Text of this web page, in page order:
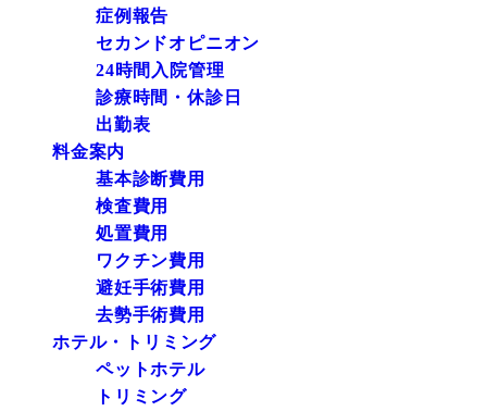
症例報告
セカンドオピニオン
24時間入院管理
診療時間・休診日
出勤表
料金案内
基本診断費用
検査費用
処置費用
ワクチン費用
避妊手術費用
去勢手術費用
ホテル・トリミング
ペットホテル
トリミング